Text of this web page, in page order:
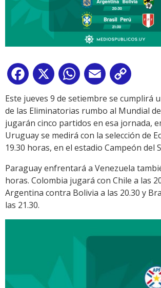
Facebook
X WhatsApp
Email
Link
Este jueves 9 de setiembre se cumplirá
de las Eliminatorias rumbo al Mundial de
jugarán cinco partidos en esa jornada,
Uruguay se medirá con la selección de
19.30 horas, en el estadio Campeón del
Paraguay enfrentará a Venezuela
horas. Colombia jugará con Chile a las
Argentina contra Bolivia a las 20.30 y
las 21.30.